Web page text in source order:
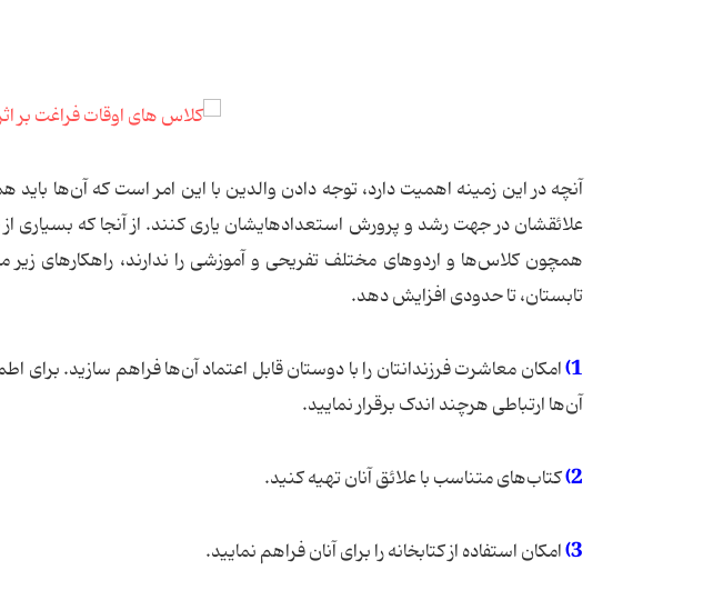
آنچه در این زمینه اهمیت دارد، توجه دادن والدین با این امر است که آن‌ها باید
علائقشان در جهت رشد و پرورش استعدادهایشان یاری کنند. از آنجا که بسیاری از
همچون کلاس‌ها و اردوهای مختلف تفریحی و آموزشی را ندارند، راهکارهای زیر
تابستان، تا حدودی افزایش دهد.
1) امکان معاشرت فرزندانتان را با دوستان قابل اعتماد آن‌ها فراهم سازید. برای
آن‌ها ارتباطی هرچند اندک برقرار نمایید.
2) کتاب‌های متناسب با علائق آنان تهیه کنید.
3) امکان استفاده از کتابخانه را برای آنان فراهم نمایید.